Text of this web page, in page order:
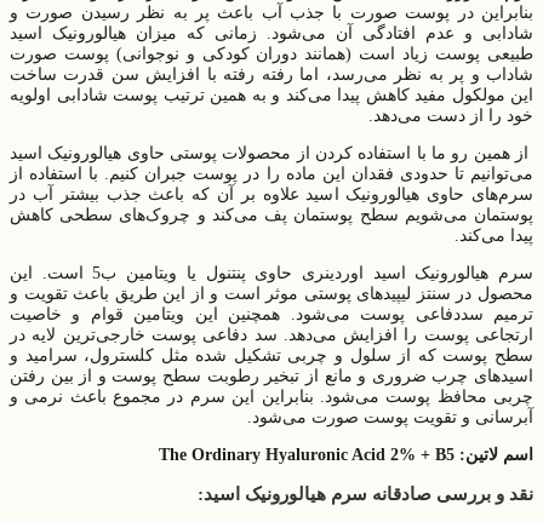
بنابراین در پوست صورت با جذب آب باعث پر به نظر رسیدن صورت و
شادابی و عدم افتادگی آن می‌‌شود. زمانی که میزان هیالورونیک اسید
طبیعی پوست زیاد است (همانند دوران کودکی و نوجوانی) پوست صورت
شاداب و پر به نظر می‌‌رسد، اما رفته رفته با افزایش سن قدرت ساخت
این مولکول مفید کاهش پیدا می‌کند و به همین ترتیب پوست شادابی اولویه
خود را از دست می‌دهد.
از همین رو ما با استفاده کردن از محصولات پوستی حاوی هیالورونیک اسید
می‌توانیم تا حدودی فقدان این ماده را در پوست جبران کنیم. با استفاده از
سرم‌ها‌ی حاوی هیالورونیک اسید علاوه بر آن که باعث جذب بیشتر آب در
پوستمان می‌‌شویم سطح پوستمان پف می‌کند و چروک‌ها‌ی سطحی کاهش
پیدا می‌کند.
سرم هیالورونیک اسید اوردینری حاوی پنتنول یا ویتامین ب5 است. این
محصول در سنتز لیپیدهای پوستی موثر است و از این طریق باعث تقویت و
ترمیم سددفاعی پوست می‌‌شود. همچنین این ویتامین قوام و خاصیت
ارتجاعی پوست را افزایش می‌‌دهد. سد دفاعی پوست خارجی‌ترین لایه در
سطح پوست که از سلول و چربی تشکیل شده مثل کلسترول، سرامید و
اسیدهای چرب ضروری و مانع از تبخیر رطوبت سطح پوست و از بین رفتن
چربی محافظ پوست می‌‌شود. بنابراین این سرم در مجموع باعث نرمی و
آبرسانی و تقویت پوست صورت می‌‌شود.
اسم لاتین: The Ordinary Hyaluronic Acid 2% + B5
نقد و بررسی صادقانه سرم هیالورونیک اسید: